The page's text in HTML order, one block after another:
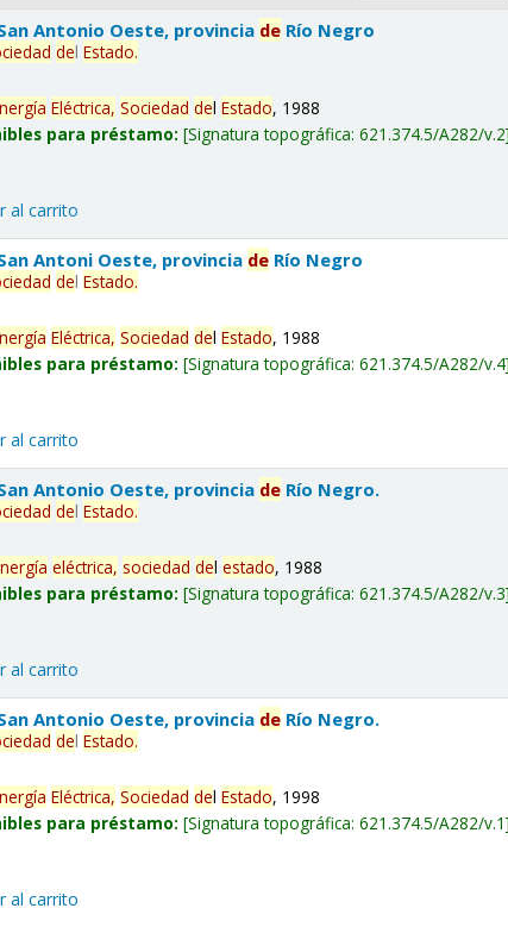
Antonio Oeste, provincia de Río Negro
delEstado.
Eléctrica, Sociedad delEstado, 1988
para préstamo: Signatura topográfica:621.374.5/A282/v.2
al carrito
Antoni Oeste, provincia de Río Negro
delEstado.
Eléctrica, Sociedad delEstado, 1988
para préstamo: Signatura topográfica:621.374.5/A282/v.4
al carrito
Antonio Oeste, provincia de Río Negro.
delEstado.
eléctrica, sociedad delestado, 1988
para préstamo: Signatura topográfica:621.374.5/A282/v.3
al carrito
Antonio Oeste, provincia de Río Negro.
delEstado.
Eléctrica, Sociedad delEstado, 1998
para préstamo: Signatura topográfica:621.374.5/A282/v.1
al carrito